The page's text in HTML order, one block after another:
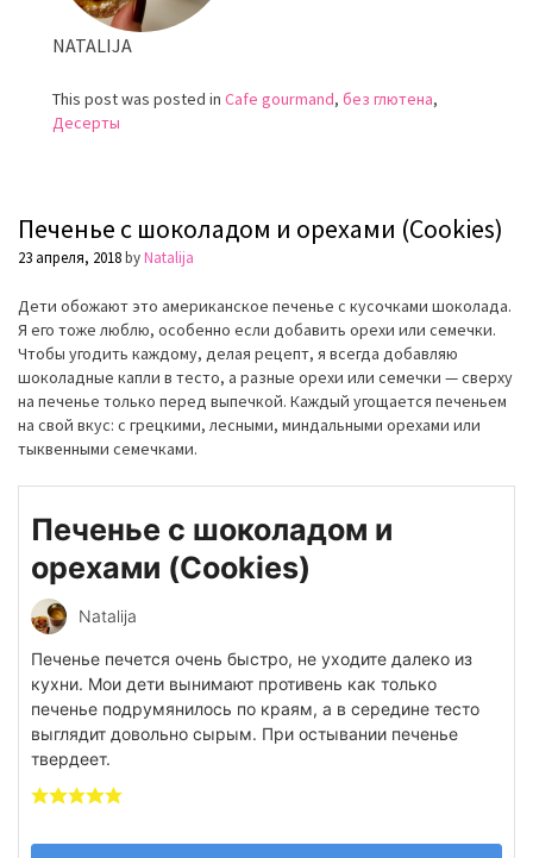
NATALIJA
This post was posted in Cafe gourmand, без глютена,
Десерты
Печенье с шоколадом и орехами (Cookies)
23 апреля, 2018byNatalija
Дети обожают это американское печенье с кусочками шоколада.
Я его тоже люблю, особенно если добавить орехи или семечки.
Чтобы угодить каждому, делая рецепт, я всегда добавляю
шоколадные капли в тесто, а разные орехи или семечки — сверху
на печенье только перед выпечкой. Каждый угощается печеньем
на свой вкус: с грецкими, лесными, миндальными орехами или
тыквенными семечками.
Печенье с шоколадом и
орехами (Cookies)
Natalija
Печенье печется очень быстро, не уходите далеко из
кухни. Мои дети вынимают противень как только
печенье подрумянилось по краям, а в середине тесто
выглядит довольно сырым. При остывании печенье
твердеет.